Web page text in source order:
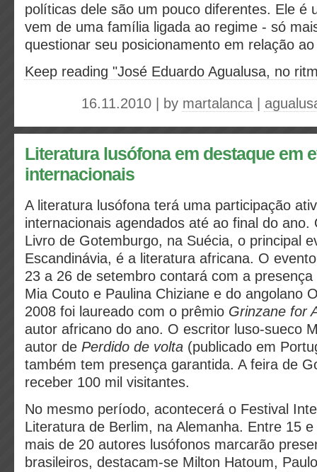
políticas dele são um pouco diferentes. Ele é
vem de uma família ligada ao regime - só
questionar seu posicionamento em relação
Keep reading "José Eduardo Agualusa, no
16.11.2010 | by martalanca
Literatura lusófona em destaque em
internacionais
A literatura lusófona terá uma participação
internacionais agendados até ao final do ano.
Livro de Gotemburgo, na Suécia, o principal
Escandinávia, é a literatura africana. O
23 a 26 de setembro contará com a
Mia Couto e Paulina Chiziane e do angolano
2008 foi laureado com o prêmio Grinzane for
autor africano do ano. O escritor luso-sueco
autor de Perdido de volta (publicado em
também tem presença garantida. A feira de
receber 100 mil visitantes.
No mesmo período, acontecerá o Festival
Literatura de Berlim, na Alemanha. Entre 15
mais de 20 autores lusófonos marcarão
brasileiros, destacam-se Milton Hatoum,